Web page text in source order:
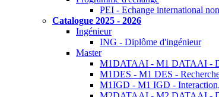
PEI - Echange international
Catalogue 2025 - 2026
Ingénieur
ING - Diplôme d'ingénieur
Master
M1DATAAI - M1 DATAAI -
M1DES - M1 DES -
M1IGD - M1 IGD -